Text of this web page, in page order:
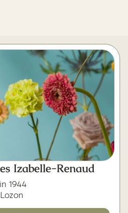
volontés
Izabelle-Renaud
1944